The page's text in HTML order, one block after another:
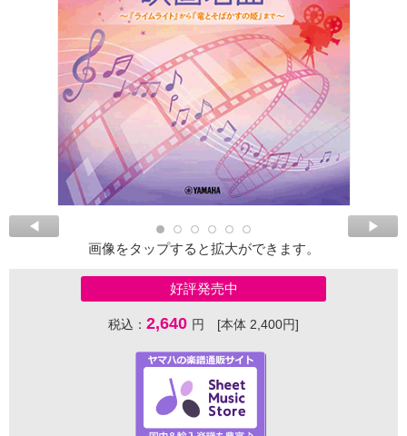
画像をタップすると拡大ができます。
好評発売中
税込： 2,640 円 [本体 2,400円]